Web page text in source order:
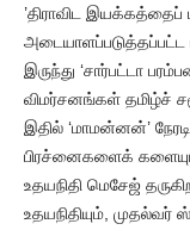
’திராவிட இயக்கத்தைப்
அடையாளப்படுத்தப்பட்ட
இருந்து ‘சார்பட்டா
விமர்சனங்கள் தமிழ்ச்
இதில் ‘மாமன்னன்’
பிரச்னைகளைக்
உதயநிதி மெசேஜ்
உதயநிதியும், முதல்வர்